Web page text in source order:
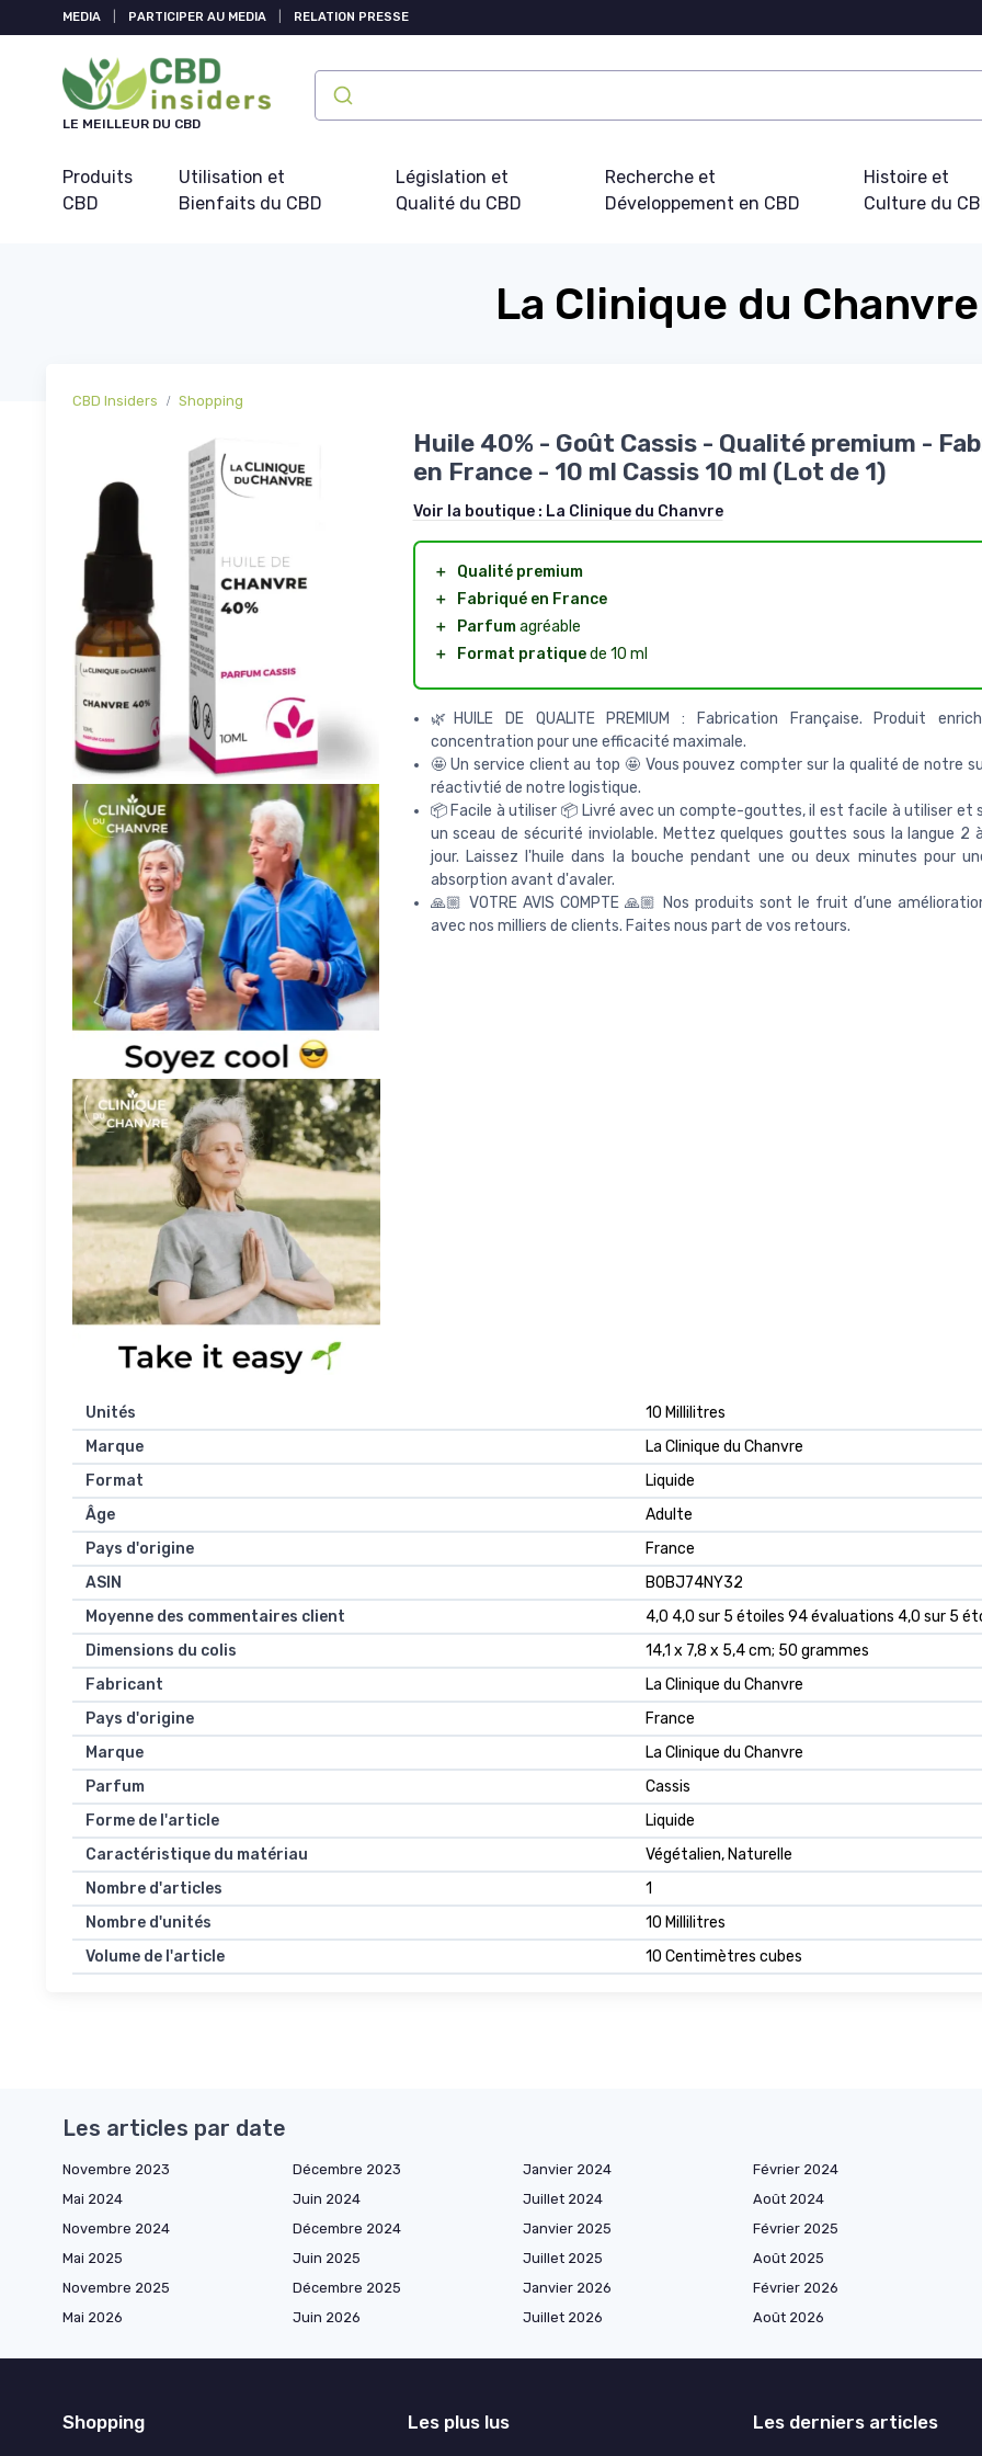
MEDIA PARTICIPER AU MEDIA RELATION PRESSE
LE MEILLEUR DU CBD
Produits
CBD
Utilisation et
Bienfaits du CBD
Législation et
Qualité du CBD
Recherche et
Développement en CBD
Histoire et
Culture du
La Clinique du Chanvre
CBD Insiders Shopping
Huile 40% - Goût Cassis - Qualité premium -
en France - 10 ml Cassis 10 ml (Lot de 1)
Voir la boutique : La Clinique du Chanvre
＋
Qualité premium
＋
Fabriqué en France
＋
Parfumagréable
＋
Format pratiquede 10 ml
🌿HUILE DE QUALITE PREMIUM : Fabrication Française. Produit
concentration pour une efficacité maximale.
🤩 Un service client au top 🤩 Vous pouvez compter sur la qualité de notre
réactivtié de notre logistique.
📦 Facile à utiliser 📦 Livré avec un compte-gouttes, il est facile à utiliser et
un sceau de sécurité inviolable. Mettez quelques gouttes sous la langue 2
jour. Laissez l'huile dans la bouche pendant une ou deux minutes pour
absorption avant d'avaler.
🙏🏼 VOTRE AVIS COMPTE 🙏🏼 Nos produits sont le fruit d’une
avec nos milliers de clients. Faites nous part de vos retours.
Unités
‎10 Millilitres
Marque
‎La Clinique du Chanvre
Format
‎Liquide
Âge
‎Adulte
Pays d'origine
‎France
ASIN
B0BJ74NY32
Moyenne des commentaires client
4,0 4,0 sur 5 étoiles 94 évaluations 4,0 sur 5
Dimensions du colis
14,1 x 7,8 x 5,4 cm; 50 grammes
Fabricant
La Clinique du Chanvre
Pays d'origine
France
Marque
La Clinique du Chanvre
Parfum
Cassis
Forme de l'article
Liquide
Caractéristique du matériau
Végétalien, Naturelle
Nombre d'articles
1
Nombre d'unités
10 Millilitres
Volume de l'article
10 Centimètres cubes
Les articles par date
Novembre 2023 Décembre 2023 Janvier 2024 Février 2024
Mai 2024
Juin 2024 Juillet 2024 Août 2024
Novembre 2024
Décembre 2024 Janvier 2025 Février 2025
Mai 2025
Juin 2025 Juillet 2025 Août 2025
Novembre 2025
Décembre 2025 Janvier 2026 Février 2026
Mai 2026
Juin 2026 Juillet 2026 Août 2026
Shopping Les plus lus Les derniers articles
Panneau de gestion des cookies